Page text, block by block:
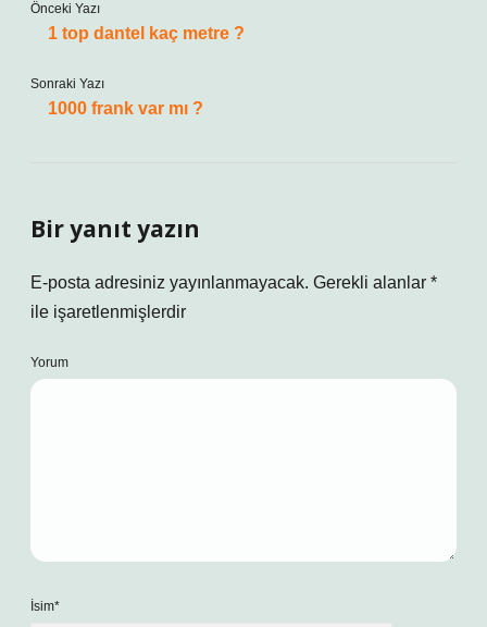
Önceki Yazı
1 top dantel kaç metre ?
Sonraki Yazı
1000 frank var mı ?
Bir yanıt yazın
E-posta adresiniz yayınlanmayacak. Gerekli alanlar *
ile işaretlenmişlerdir
Yorum
İsim*